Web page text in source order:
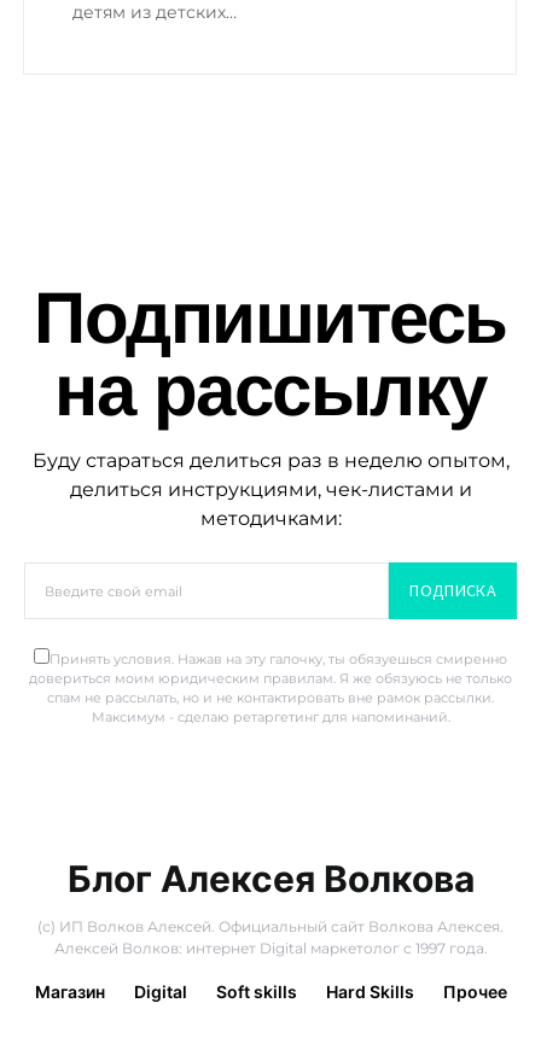
детям из детских…
Подпишитесь
на рассылку
Буду стараться делиться раз в неделю опытом,
делиться инструкциями, чек-листами и
методичками:
ПОДПИСКА
Принять условия. Нажав на эту галочку, ты обязуешься смиренно
довериться моим юридическим правилам. Я же обязуюсь не только
спам не рассылать, но и не контактировать вне рамок рассылки.
Максимум - сделаю ретаргетинг для напоминаний.
Блог Алексея Волкова
(с) ИП Волков Алексей. Официальный сайт Волкова Алексея.
Алексей Волков: интернет Digital маркетолог с 1997 года.
Магазин Digital Soft skills Hard Skills Прочее